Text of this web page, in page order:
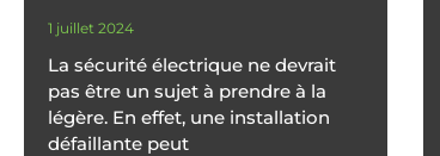
1 juillet 2024
La sécurité électrique ne devrait
pas être un sujet à prendre à la
légère. En effet, une installation
défaillante peut